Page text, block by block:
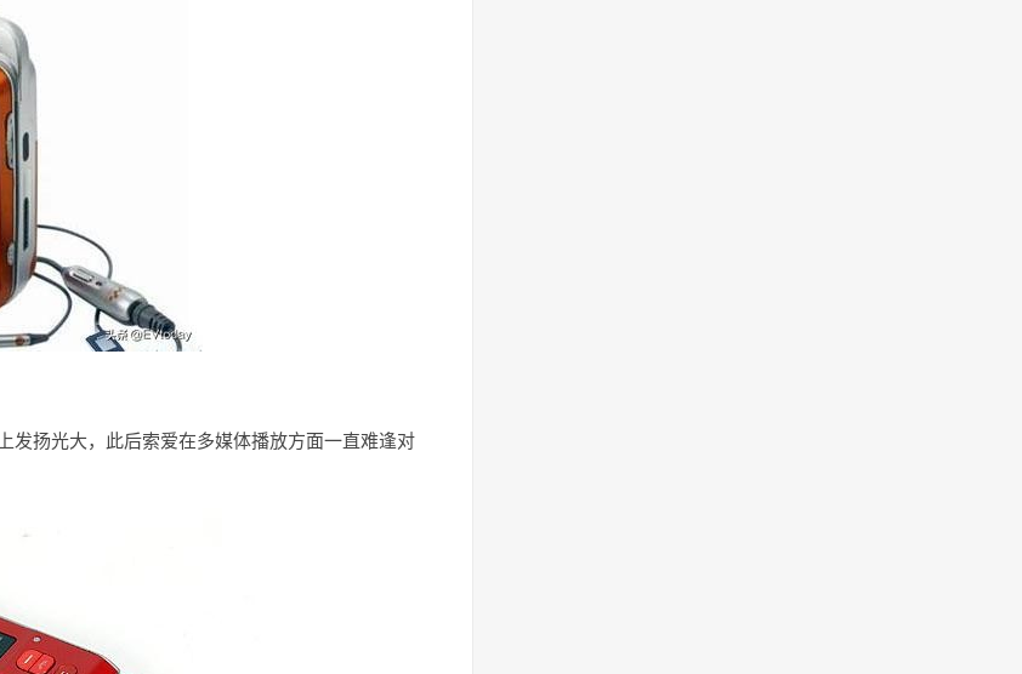
扬光大，此后索爱在多媒体播放方面一直难逢对